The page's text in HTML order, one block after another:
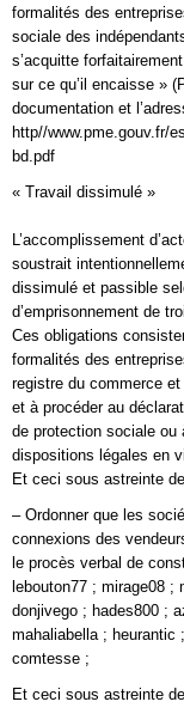
formalités des
sociale des
s’acquitte
sur ce qu’il encaisse »
documentation et
http//www.pme.gouv.fr/
bd.pdf
« Travail dissimulé »
L’accomplissement
soustrait
dissimulé et passible
d’emprisonnement de
Ces obligations
formalités des
registre du commerce
et à procéder au
de protection sociale ou
dispositions légales en
Et ceci sous astreinte
– Ordonner que les
connexions des
le procès verbal de
lebouton77 ; mirage08
donjivego ; hades800 ;
mahaliabella ; heurantic
comtesse ;
Et ceci sous astreinte